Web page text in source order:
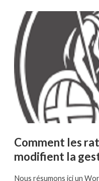
Comment les
modifient la
Nous résumons ici un